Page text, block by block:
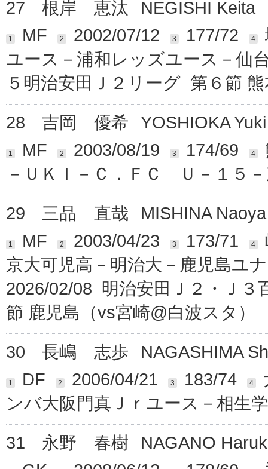
27
根岸 恵汰 NEGISHI Keita
1 MF 2 2002/07/12 3 177/72 4
ユース－浦和レッズユース－仙
５明治安田Ｊ２リーグ 第６節
28
吉岡 優希 YOSHIOKA Yuki
1 MF 2 2003/08/19 3 174/69 4
－ＵＫＩ－Ｃ．ＦＣ Ｕ－１５
29
三品 直哉 MISHINA Naoya
1 MF 2 2003/04/23 3 173/71 4
京大可児高－明治大－鹿児島ユ
2026/02/08 明治安田Ｊ２・Ｊ
節 鹿児島（vs宮崎@白波スタ）
30
長嶋 志歩 NAGASHIMA
1 DF 2 2006/04/21 3 183/74 4
ンバ大阪門真Ｊｒユース－相生
31
永野 春樹
NAGANO